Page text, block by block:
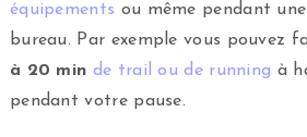
équipements ou même pendant
bureau. Par exemple vous pouvez
à 20 min de trail ou de running à
pendant votre pause.